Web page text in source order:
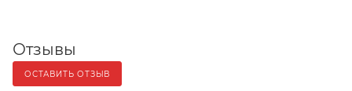
Отзывы
ОСТАВИТЬ ОТЗЫВ